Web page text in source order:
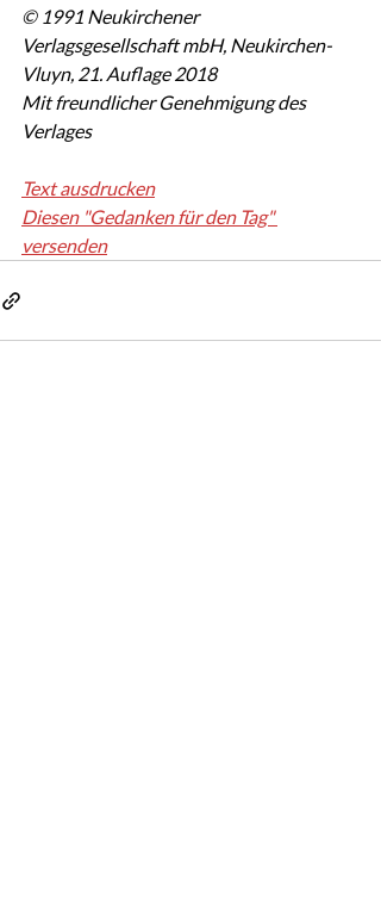
© 1991 Neukirchener
Verlagsgesellschaft mbH, Neukirchen-
Vluyn, 21. Auflage 2018
Mit freundlicher Genehmigung des
Verlages
Text ausdrucken
Diesen "Gedanken für den Tag"
versenden